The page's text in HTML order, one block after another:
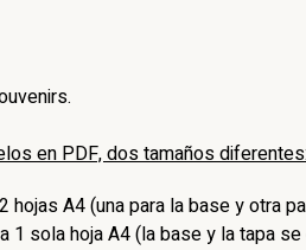
en PDF, dos tamaños
hojas A4 (una para la base y otra
1 sola hoja A4 (la base y la tapa